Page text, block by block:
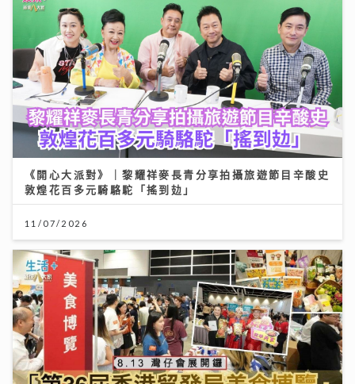
《開心大派對》｜黎耀祥麥長青分享拍攝旅遊節目辛酸史
敦煌花百多元騎駱駝「搖到攰」
11/07/2026